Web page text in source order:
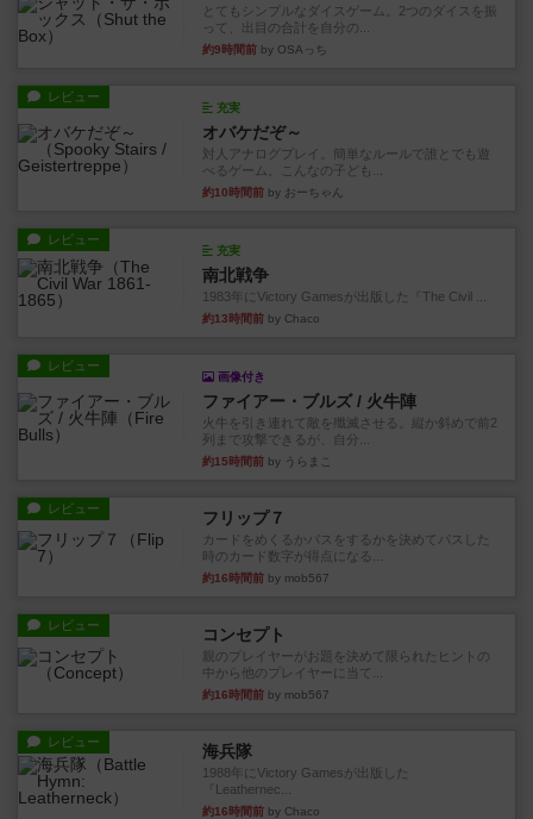
とてもシンプルなダイスゲーム。2つのダイスを振
って、出目の合計を自分の...
約9時間前 by OSAっち
レビュー
充実
オバケだぞ～
対人アナログプレイ。簡単なルールで誰とでも遊
べるゲーム。こんなの子ども...
約10時間前 by おーちゃん
レビュー
充実
南北戦争
1983年にVictory Gamesが出版した『The Civil ...
約13時間前 by Chaco
レビュー
画像付き
ファイアー・ブルズ / 火牛陣
火牛を引き連れて敵を殲滅させる。縦か斜めで前2
列まで攻撃できるが、自分...
約15時間前 by うらまこ
レビュー フリップ７
カードをめくるかパスをするかを決めてパスした
時のカード数字が得点になる...
約16時間前 by mob567
レビュー コンセプト
親のプレイヤーがお題を決めて限られたヒントの
中から他のプレイヤーに当て...
約16時間前 by mob567
レビュー 海兵隊
1988年にVictory Gamesが出版した
『Leathernec...
約16時間前 by Chaco